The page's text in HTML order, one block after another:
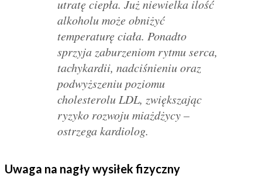
utratę ciepła. Już niewielka ilość
alkoholu może obniżyć
temperaturę ciała. Ponadto
sprzyja zaburzeniom rytmu serca,
tachykardii, nadciśnieniu oraz
podwyższeniu poziomu
cholesterolu LDL, zwiększając
ryzyko rozwoju miażdżycy –
ostrzega kardiolog.
Uwaga na nagły wysiłek fizyczny